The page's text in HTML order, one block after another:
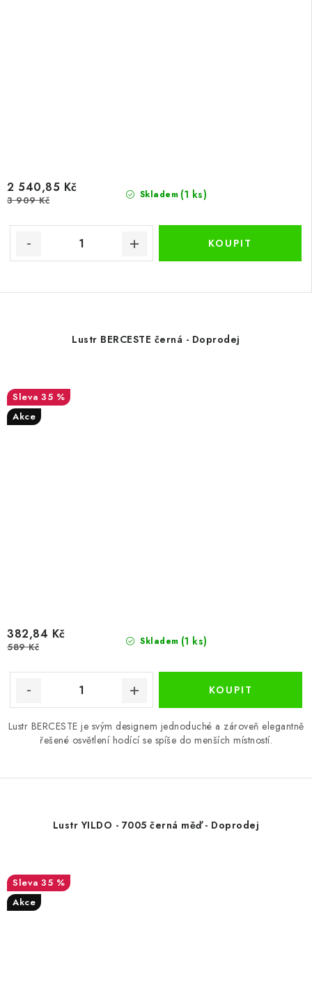
Skladem (1 ks)
2 540,85 Kč
3 909 Kč
Lustr BERCESTE černá - Doprodej
35 %
Akce
Skladem (1 ks)
382,84 Kč
589 Kč
Lustr BERCESTE je svým designem jednoduché a zároveň elegantně
řešené osvětlení hodící se spíše do menších místností.
Lustr YILDO - 7005 černá měď - Doprodej
35 %
Akce